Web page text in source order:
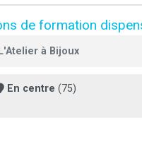
de formation
L'Atelier à Bijoux
En centre (75)